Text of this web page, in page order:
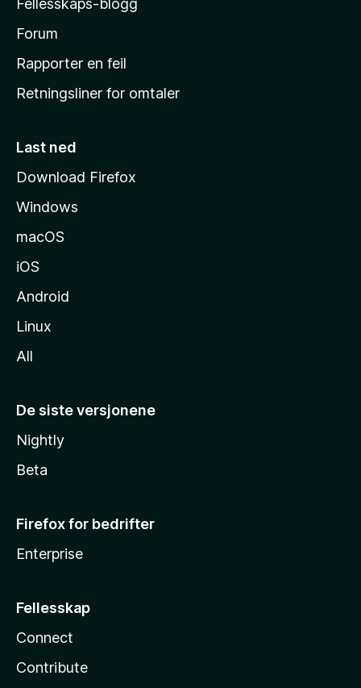
s
h
j
m
e
i
d
Fellesskaps-blogg
Forum
Rapporter en feil
Retningsliner for omtaler
Last ned
Download Firefox
Windows
macOS
iOS
Android
Linux
All
De siste versjonene
Nightly
Beta
Firefox for bedrifter
Enterprise
Fellesskap
Connect
Contribute